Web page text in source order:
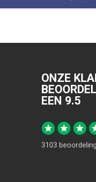
ONZE
EEN 9.5
3103